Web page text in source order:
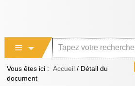
Vous êtes ici : Accueil / Détail du
document